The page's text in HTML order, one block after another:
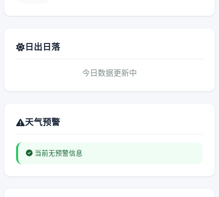
日出日落
今日数据更新中
天气预警
当前无预警信息